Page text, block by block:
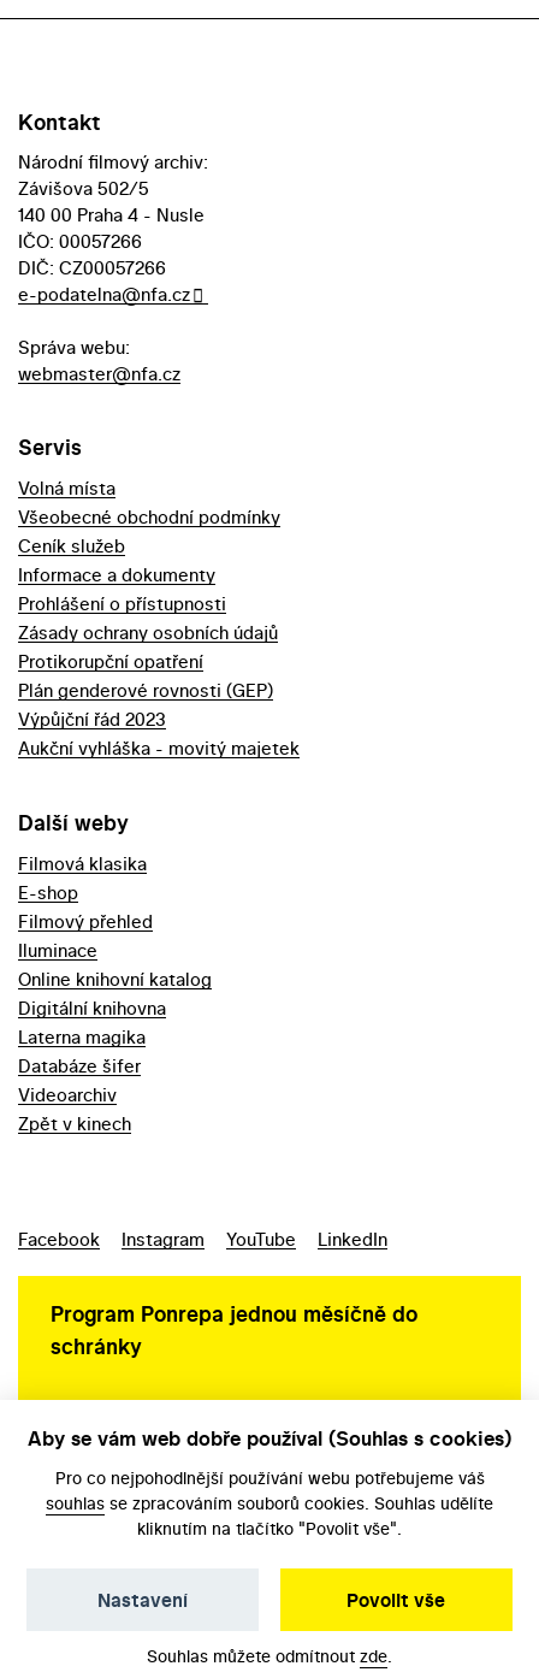
Kontakt
Národní filmový archiv:
Závišova 502/5
140 00 Praha 4 - Nusle
IČO: 00057266
DIČ: CZ00057266
e-podatelna@nfa.cz
Správa webu:
webmaster@nfa.cz
Servis
Volná místa
Všeobecné obchodní podmínky
Ceník služeb
Informace a dokumenty
Prohlášení o přístupnosti
Zásady ochrany osobních údajů
Protikorupční opatření
Plán genderové rovnosti (GEP)
Výpůjční řád 2023
Aukční vyhláška - movitý majetek
Další weby
Filmová klasika
E-shop
Filmový přehled
Iluminace
Online knihovní katalog
Digitální knihovna
Laterna magika
Databáze šifer
Videoarchiv
Zpět v kinech
Facebook Instagram YouTube LinkedIn
Program Ponrepa jednou měsíčně do
schránky
Aby se vám web dobře používal (Souhlas s cookies)
Pro co nejpohodlnější používání webu potřebujeme váš
souhlas se zpracováním souborů cookies. Souhlas udělíte
kliknutím na tlačítko "Povolit vše".
Povolit vše
Nastavení
Souhlas můžete odmítnout zde